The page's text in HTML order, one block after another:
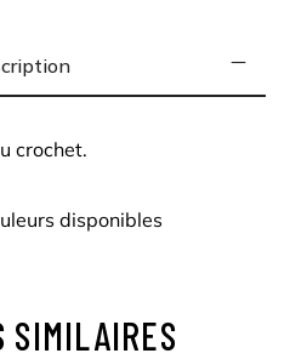
crochet.
disponibles
SIMILAIRES